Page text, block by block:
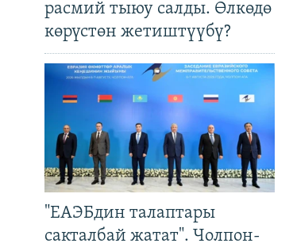
расмий тыюу салды. Өлкөдө
көрүстөн жетиштүүбү?
"ЕАЭБдин талаптары
сакталбай жатат". Чолпон-